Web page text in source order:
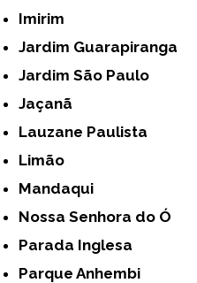
Imirim
Jardim Guarapiranga
Jardim São Paulo
Jaçanã
Lauzane Paulista
Limão
Mandaqui
Nossa Senhora do Ó
Parada Inglesa
Parque Anhembi